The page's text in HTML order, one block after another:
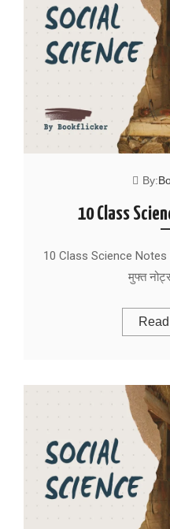
By:
10 Class
10 Class Science Notes
मुफ्त